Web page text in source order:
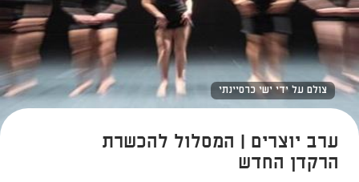
צולם על ידי ישי כרסיינתי
ערב יוצרים | המסלול להכשרת
הרקדן החדש